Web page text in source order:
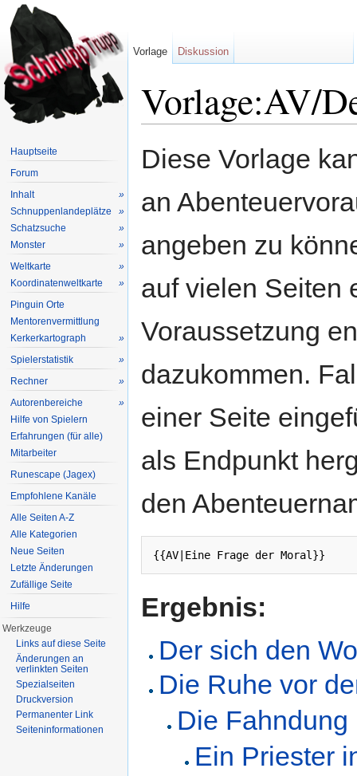
Vorlage:AV/
Diese Vorlage
an
angeben zu
auf vielen Seiten
Voraussetzung
dazukommen.
einer Seite
als Endpunkt
den
{{AV|Eine Frage der Moral}}
Ergebnis:
Der sich den
Die Ruhe vor
Die Fahndung
Ein Priester
Vorlage Diskussion
Hauptseite
Forum
Inhalt
»
Schnuppenlandeplätze
»
Schatzsuche
»
Monster
»
Weltkarte
»
Koordinatenweltkarte
»
Pinguin Orte
Mentorenvermittlung
Kerkerkartograph
»
Spielerstatistik
»
Rechner
»
Autorenbereiche
»
Hilfe von Spielern
Erfahrungen (für alle)
Mitarbeiter
Runescape (Jagex)
Empfohlene Kanäle
Alle Seiten A-Z
Alle Kategorien
Neue Seiten
Letzte Änderungen
Zufällige Seite
Hilfe
Werkzeuge
Links auf diese Seite
Änderungen an
verlinkten Seiten
Spezialseiten
Druckversion
Permanenter Link
Seiteninformationen